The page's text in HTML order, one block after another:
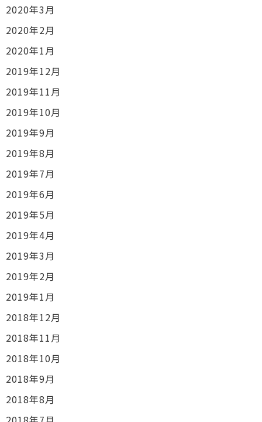
2020年3月
2020年2月
2020年1月
2019年12月
2019年11月
2019年10月
2019年9月
2019年8月
2019年7月
2019年6月
2019年5月
2019年4月
2019年3月
2019年2月
2019年1月
2018年12月
2018年11月
2018年10月
2018年9月
2018年8月